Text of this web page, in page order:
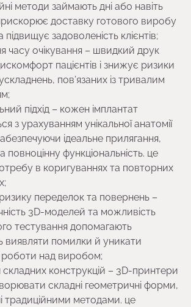
методи займають дні або навіть
доставку готового виробу
підвищує задоволеність клієнтів;
часу очікування – швидкий друк
пацієнтів і знижує ризики
пов’язаних із тривалим
підхід – кожен імплантат
з урахуванням унікальної анатомії
ідеальне прилягання,
повноцінну функціональність. це
в коригуваннях та повторних
переделок та повернень –
3D-моделей та можливість
тестування допомагають
виявляти помилки й уникати
роботи над виробом;
конструкцій – 3D-принтери
складні геометричні форми,
традиційними методами. це